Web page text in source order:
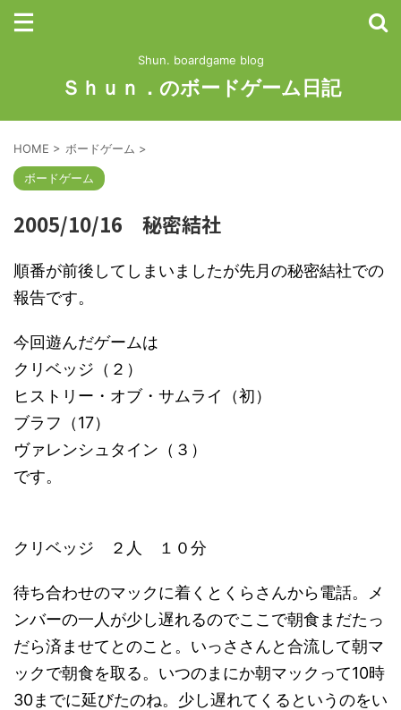
Shun. boardgame blog
Ｓｈｕｎ．のボードゲーム日記
HOME > ボードゲーム >
ボードゲーム
2005/10/16 秘密結社
順番が前後してしまいましたが先月の秘密結社での
報告です。
今回遊んだゲームは
クリベッジ（２）
ヒストリー・オブ・サムライ（初）
ブラフ（17）
ヴァレンシュタイン（３）
です。
クリベッジ ２人 １０分
待ち合わせのマックに着くとくらさんから電話。メ
ンバーの一人が少し遅れるのでここで朝食まだたっ
だら済ませてとのこと。いっささんと合流して朝マ
ックで朝食を取る。いつのまにか朝マックって10時
30までに延びたのね。少し遅れてくるというのをい